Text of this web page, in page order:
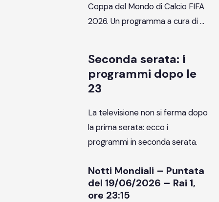
Coppa del Mondo di Calcio FIFA
2026. Un programma a cura di …
Seconda serata: i
programmi dopo le
23
La televisione non si ferma dopo
la prima serata: ecco i
programmi in seconda serata.
Notti Mondiali – Puntata
del 19/06/2026 – Rai 1,
ore 23:15